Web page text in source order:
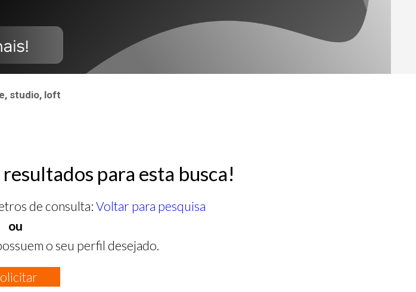
studio, loft
para esta busca!
de consulta: Voltar para pesquisa
ou
o seu perfil desejado.